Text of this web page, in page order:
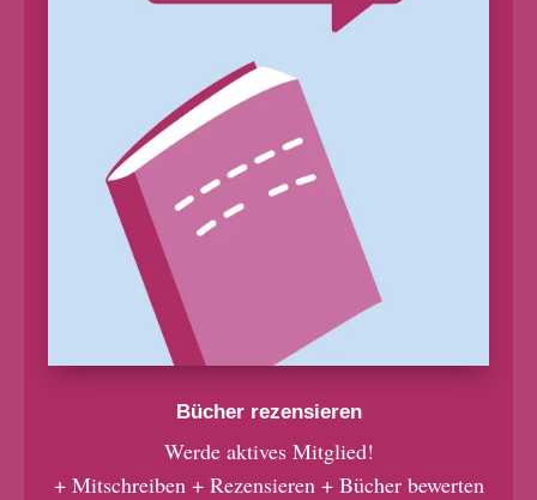
Bücher rezensieren
Werde aktives Mitglied!
+ Mitschreiben + Rezensieren + Bücher bewerten